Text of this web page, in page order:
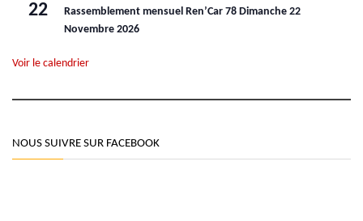
22
Rassemblement mensuel Ren’Car 78 Dimanche 22
Novembre 2026
Voir le calendrier
NOUS SUIVRE SUR FACEBOOK